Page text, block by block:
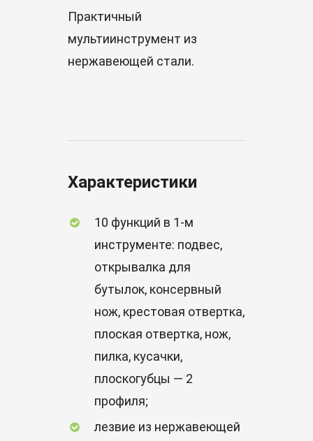
Практичный
мультиинструмент из
нержавеющей стали.
Характеристики
10 функций в 1-м
инструменте: подвес,
открывалка для
бутылок, консервный
нож, крестовая отвертка,
плоская отвертка, нож,
пилка, кусачки,
плоскогубцы — 2
профиля;
лезвие из нержавеющей